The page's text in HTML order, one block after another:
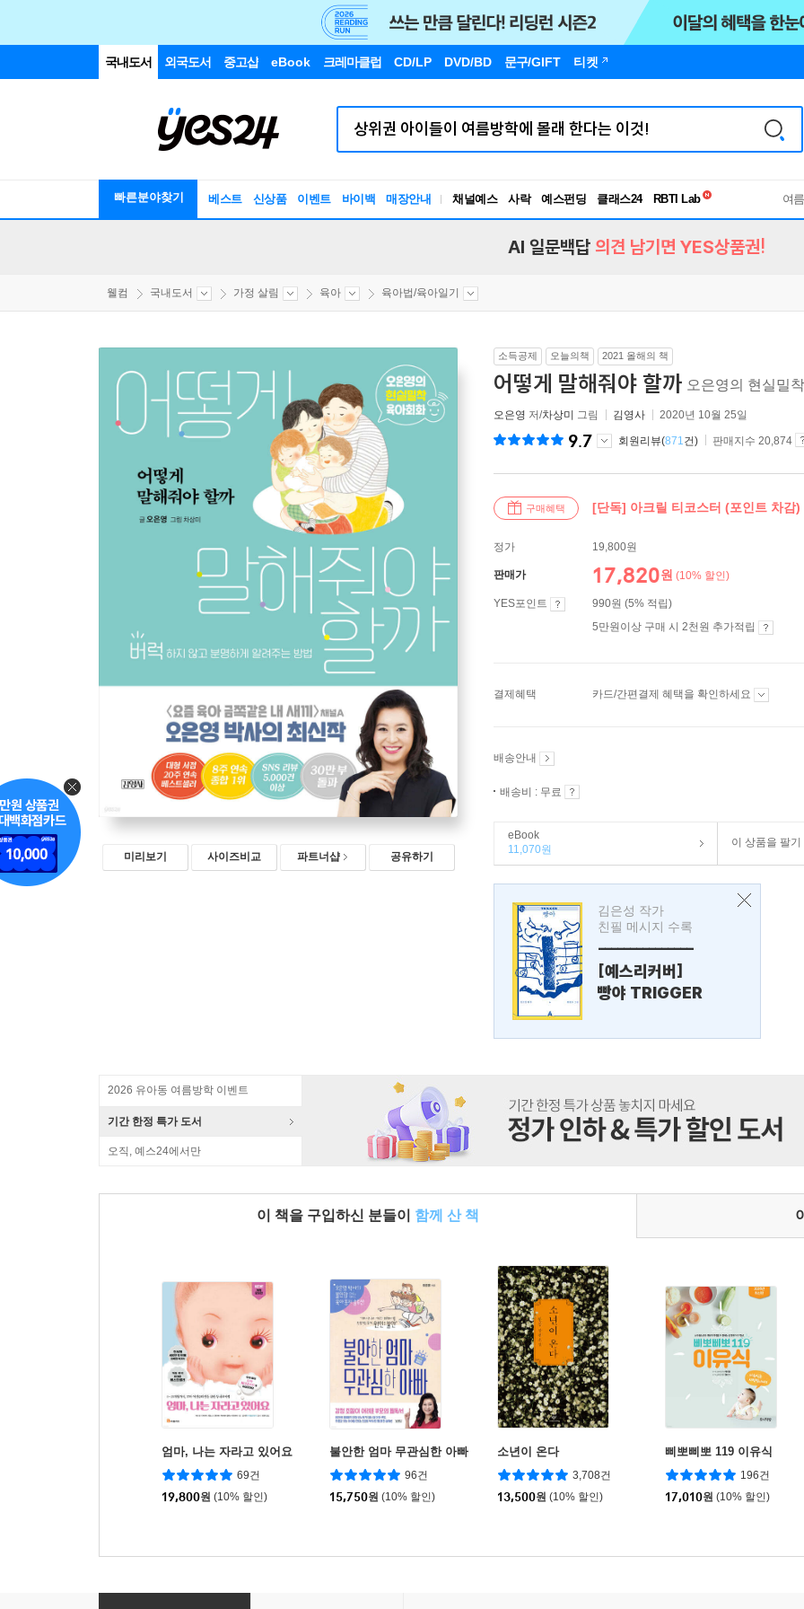
국내도서 외국도서 중고샵 eBook 크레마클럽 CD/LP DVD/BD 문구/GIFT 티켓
빠른분야찾기 베스트 신상품 이벤트 바이백 매장안내 채널예스 사락 예스펀딩 클래스24
독서유형검사
여
AI 일문백답 의견 남기면 YES상품권!
웰컴 국내도서 가정 살림 육아 육아법/육아일기
미리보기 사이즈비교 파트너샵 공유하기
소득공제 오늘의책 2021 올해의 책
어떻게 말해줘야 할까 오은영의 현실밀
오은영 저/차상미 그림 김영사 2020년 10월 25일
9.7 회원리뷰(871건) 판매지수 20,874
구매혜택 [단독] 아크릴 티코스터 (포인트 차감)
정가 19,800원
판매가 17,820원 (10% 할인)
YES포인트
990원 (5% 적립)
5만원이상 구매 시 2천원 추가적립
결제혜택 카드/간편결제 혜택을 확인하세요
배송안내
배송비 : 무료
eBook
11,070원
이 상품을 팔기
김은성 작가
친필 메시지 수록
---------------
[예스리커버]
빵야 TRIGGER
2026 유아동 여름방학 이벤트
기간 한정 특가 도서
오직, 예스24에서만
이 책을 구입하신 분들이 함께 산 책
엄마, 나는 자라고 있어요
69건
19,800원 (10% 할인)
불안한 엄마 무관심한 아빠
96건
15,750원 (10% 할인)
소년이 온다
3,708건
13,500원 (10% 할인)
삐뽀삐뽀 119 이유식
196건
17,010원 (10% 할인)